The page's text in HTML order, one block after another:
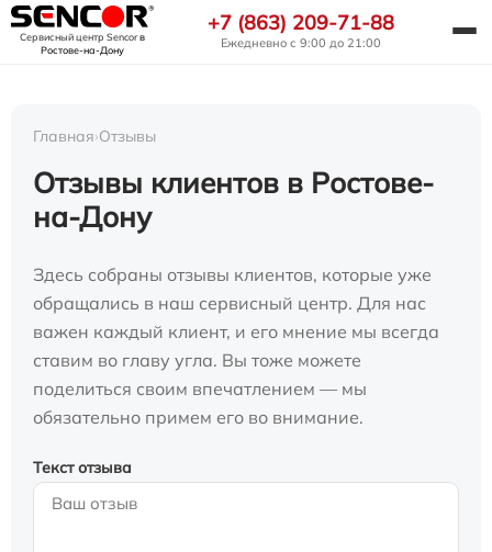
Сервисный центр Sencorв
Ростове-на-Дону
+7 (863) 209-71-88
Ежедневно с 9:00 до 21:00
Главная›Отзывы
Отзывы клиентов в Ростове-
на-Дону
Здесь собраны отзывы клиентов, которые уже
обращались в наш сервисный центр. Для нас
важен каждый клиент, и его мнение мы всегда
ставим во главу угла. Вы тоже можете
поделиться своим впечатлением — мы
обязательно примем его во внимание.
Текст отзыва